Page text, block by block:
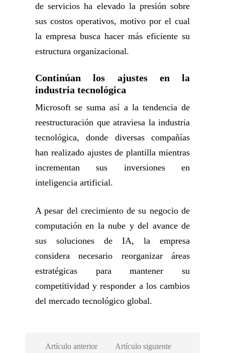
de servicios ha elevado la presión sobre
sus costos operativos, motivo por el cual
la empresa busca hacer más eficiente su
estructura organizacional.
Continúan los ajustes en la
industria tecnológica
Microsoft se suma así a la tendencia de
reestructuración que atraviesa la industria
tecnológica, donde diversas compañías
han realizado ajustes de plantilla mientras
incrementan sus inversiones en
inteligencia artificial.
A pesar del crecimiento de su negocio de
computación en la nube y del avance de
sus soluciones de IA, la empresa
considera necesario reorganizar áreas
estratégicas para mantener su
competitividad y responder a los cambios
del mercado tecnológico global.
Artículo anterior Artículo siguiente